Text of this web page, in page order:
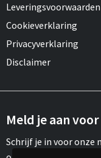
Leveringsvoorwaarden
Cookieverklaring
Privacyverklaring
Disclaimer
Meld je aan
Schrijf je in voor onze